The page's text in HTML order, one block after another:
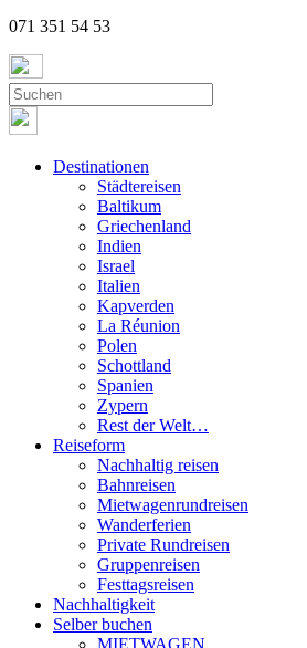
071 351 54 53
Destinationen
Städtereisen
Baltikum
Griechenland
Indien
Israel
Italien
Kapverden
La Réunion
Polen
Schottland
Spanien
Zypern
Rest der Welt…
Reiseform
Nachhaltig reisen
Bahnreisen
Mietwagenrundreisen
Wanderferien
Private Rundreisen
Gruppenreisen
Festtagsreisen
Nachhaltigkeit
Selber buchen